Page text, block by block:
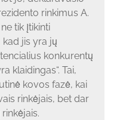
rinkimus A.
tik įtikinti
jis yra jų
konkurentų
klaidingas“. Tai,
kovos fazė, kai
rinkėjais, bet dar